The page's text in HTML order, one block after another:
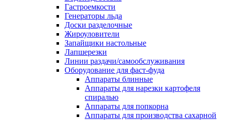
Гастроемкости
Генераторы льда
Доски разделочные
Жироуловители
Запайщики настольные
Лапшерезки
Линии раздачи/самообслуживания
Оборудование для фаст-фуда
Аппараты блинные
Аппараты для нарезки картофеля
спиралью
Аппараты для попкорна
Аппараты для производства сахарной